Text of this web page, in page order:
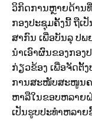
ວິກິດການຫຼາຍດ້ານ
ກອງປະຊຸມຄັ້ງນີ້ ຖືເ
ສາກົນ ເພື່ອບັນລຸ ປພ
ນໍາເອົາຜົນຂອງກອ
ກ່ຽວຂ້ອງ ເພື່ອຈັດຕັ້
ການສະໜັບສະໜູນຄ
ຫາລືໃນຂອບຫລາຍ
ເປັນຮູບປະທໍາຫລາຍ